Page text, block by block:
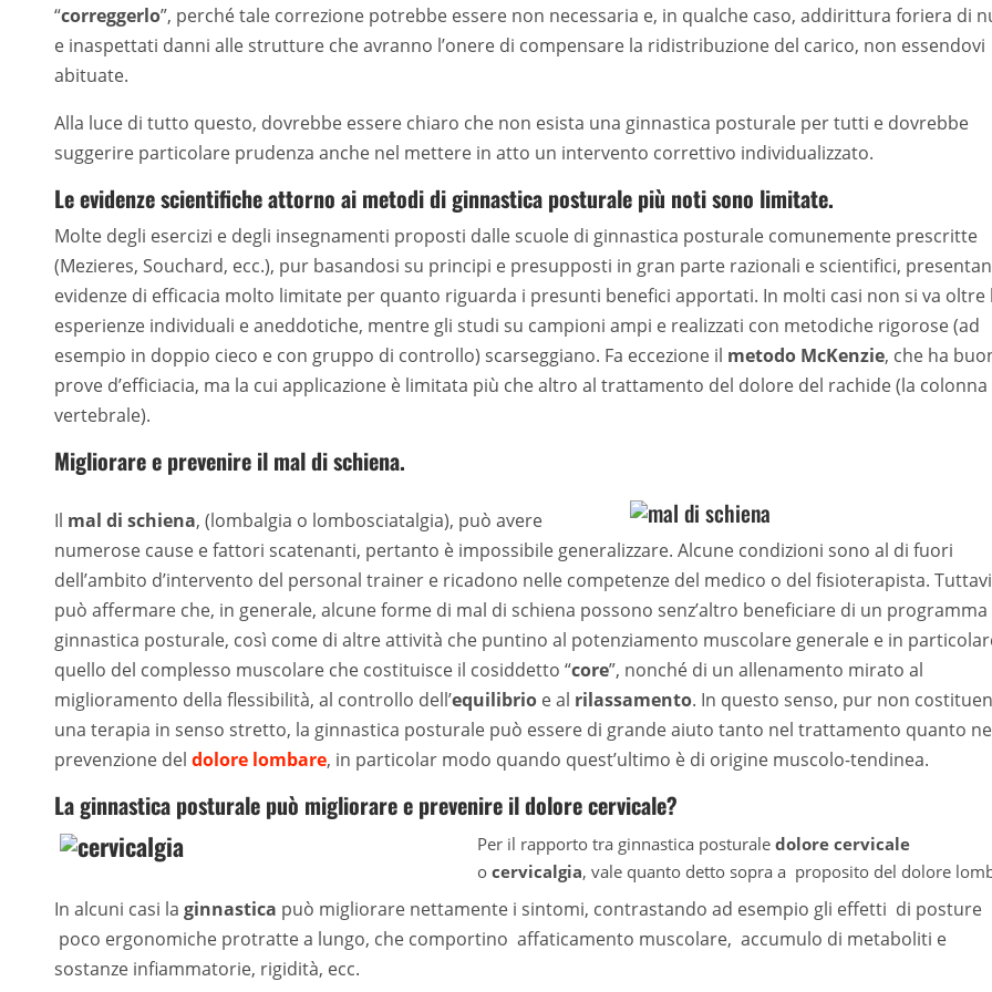
“correggerlo”, perché tale correzione potrebbe essere non necessaria e, in qualche caso, addirittura foriera di
e inaspettati danni alle strutture che avranno l’onere di compensare la ridistribuzione del carico, non essendovi
abituate.
Alla luce di tutto questo, dovrebbe essere chiaro che non esista una ginnastica posturale per tutti e dovrebbe
suggerire particolare prudenza anche nel mettere in atto un intervento correttivo individualizzato.
Le evidenze scientifiche attorno ai metodi di ginnastica posturale più noti sono limitate.
Molte degli esercizi e degli insegnamenti proposti dalle scuole di ginnastica posturale comunemente prescritte
(Mezieres, Souchard, ecc.), pur basandosi su principi e presupposti in gran parte razionali e scientifici,
evidenze di efficacia molto limitate per quanto riguarda i presunti benefici apportati. In molti casi non si va oltre
esperienze individuali e aneddotiche, mentre gli studi su campioni ampi e realizzati con metodiche rigorose (ad
esempio in doppio cieco e con gruppo di controllo) scarseggiano. Fa eccezione il metodo McKenzie, che ha
prove d’efficiacia, ma la cui applicazione è limitata più che altro al trattamento del dolore del rachide (la colonna
vertebrale).
Migliorare e prevenire il mal di schiena.
Il mal di schiena, (lombalgia o lombosciatalgia), può avere
numerose cause e fattori scatenanti, pertanto è impossibile generalizzare. Alcune condizioni sono al di fuori
dell’ambito d’intervento del personal trainer e ricadono nelle competenze del medico o del fisioterapista.
può affermare che, in generale, alcune forme di mal di schiena possono senz’altro beneficiare di un programma
ginnastica posturale, così come di altre attività che puntino al potenziamento muscolare generale e in
quello del complesso muscolare che costituisce il cosiddetto “core”, nonché di un allenamento mirato al
miglioramento della flessibilità, al controllo dell’equilibrioe al rilassamento. In questo senso, pur non
una terapia in senso stretto, la ginnastica posturale può essere di grande aiuto tanto nel trattamento quanto
prevenzione del dolore lombare, in particolar modo quando quest’ultimo è di origine muscolo-tendinea.
La ginnastica posturale può migliorare e prevenire il dolore cervicale?
Per il rapporto tra ginnastica posturale dolore cervicale
o cervicalgia, vale quanto detto sopra a proposito del dolore
In alcuni casi la ginnastica può migliorare nettamente i sintomi, contrastando ad esempio gli effetti di posture
poco ergonomiche protratte a lungo, che comportino affaticamento muscolare, accumulo di metaboliti e
sostanze infiammatorie, rigidità, ecc.